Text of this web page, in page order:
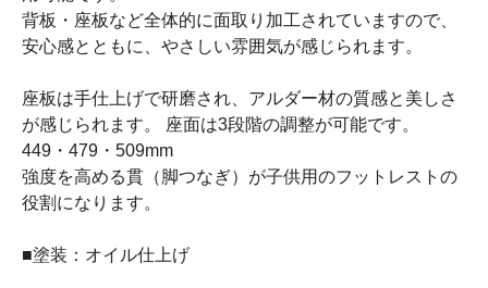
背板・座板など全体的に面取り加工されていますので、
安心感とともに、やさしい雰囲気が感じられます。
座板は手仕上げで研磨され、アルダー材の質感と美しさ
が感じられます。 座面は3段階の調整が可能です。
449・479・509mm
強度を高める貫（脚つなぎ）が子供用のフットレストの
役割になります。
■塗装：オイル仕上げ